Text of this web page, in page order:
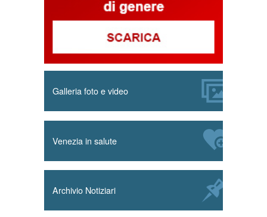
Galleria foto e video
Venezia in salute
Archivio Notiziari